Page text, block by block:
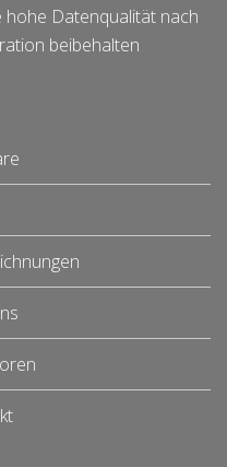
hohe Datenqualität nach
beibehalten